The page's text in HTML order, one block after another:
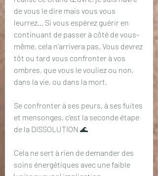
de vous le dire mais vous vous
leurrez... Si vous espérez guérir en
continuant de passer à côté de vous-
même, cela n'arrivera pas. Vous devrez
tôt ou tard vous confronter à vos
ombres, que vous le vouliez ou non,
dans la vie, ou dans la mort.
Se confronter à ses peurs, à ses fuites
et mensonges, c'est la seconde étape
de la DISSOLUTION 🌊
Cela ne sert à rien de demander des
soins énergétiques avec une faible